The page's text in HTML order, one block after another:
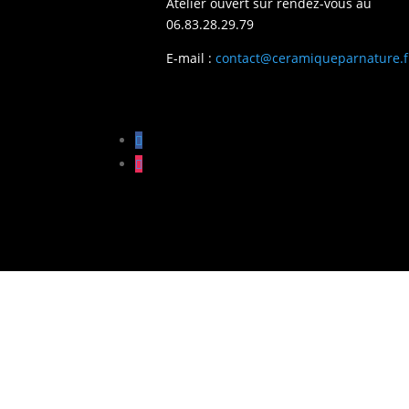
06.83.28.29.79
E-mail :